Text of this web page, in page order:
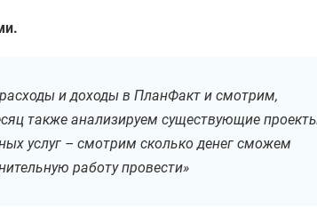
и доходы в ПланФакт и смотрим,
также анализируем существующие
услуг – смотрим сколько денег сможем
работу провести»